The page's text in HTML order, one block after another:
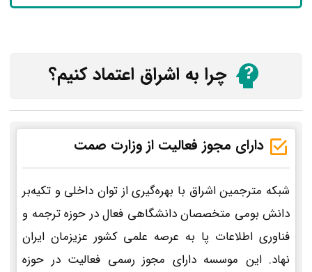
چرا به اشراق اعتماد کنیم؟
دارای مجوز فعالیت از وزارت صمت
شبکه مترجمین اشراق با بهره‌گیری از توان داخلی و تکیه‌بر
دانش بومی متخصصان دانشگاهی فعال در حوزه ترجمه و
فناوری اطلاعات پا به عرصه علمی کشور عزیزمان ایران
نهاد. این موسسه دارای مجوز رسمی فعالیت در حوزه